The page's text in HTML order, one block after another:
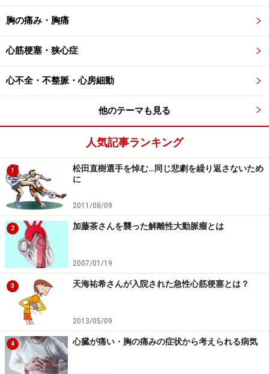
左心不全でも右心不全でも、心不全が悪化して血圧が落
ちると手足が冷たくなったり全身の状態が悪くなりま
す。動脈硬化が強い人では脳梗塞なども起こりやすくな
ります。
視点を変えて次の2つの症状でまとめることもできま
1. 血液を多くは送れないための症状： たとえば疲れや
すい、だるい、など
2. うっ血のための症状： 息ぐるしいとか、足が腫れる
とか、お腹が張るなど
心不全の検査
胸部レントゲン写真は昔からある検査法ですが、全体像を把
握したり経過を見るには現在も極めて有用な方法です
胸の痛み・胸痛
心筋梗塞・狭心症
心不全・不整脈・心房細動
他のテーマも見る
人気記事ランキング
1
松田直樹選手を悼む…同じ悲劇を繰り返さないため
に
2011/08/09
2 加藤茶さんを襲った解離性大動脈瘤とは
2007/01/19
3 天海祐希さんが入院された急性心筋梗塞とは？
2013/05/09
4 心臓が痛い・胸の痛みの症状から考えられる病気